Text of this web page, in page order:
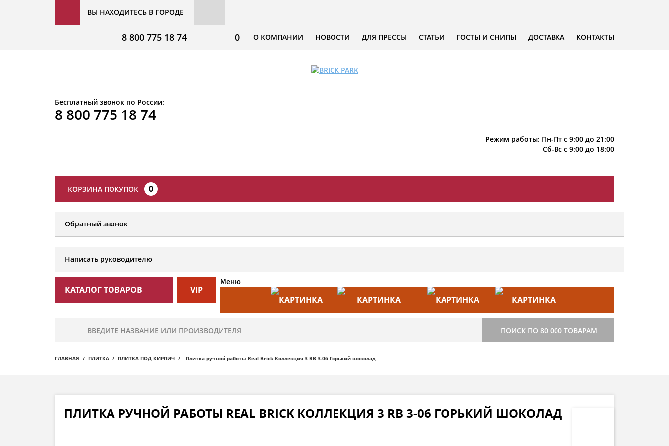
ВЫ НАХОДИТЕСЬ В ГОРОДЕ
О КОМПАНИИ НОВОСТИ ДЛЯ ПРЕССЫ СТАТЬИ ГОСТЫ И СНИПЫ ДОСТАВКА КОНТАКТЫ
0
8 800 775 18 74
Бесплатный звонок по России:
8 800 775 18 74
Режим работы: Пн-Пт с 9:00 до 21:00
Сб-Вс с 9:00 до 18:00
КОРЗИНА ПОКУПОК 0
Обратный звонок
Написать руководителю
КАТАЛОГ ТОВАРОВ VIP
Меню
СТРОИТЕЛЬСТВО
ПОИСК ПО 80 000 ТОВАРАМ
ГЛАВНАЯ ПЛИТКА ПЛИТКА ПОД КИРПИЧ Плитка ручной работы Real Brick Коллекция 3 RB 3-06 Горький шоколад
ПЛИТКА РУЧНОЙ РАБОТЫ REAL BRICK КОЛЛЕКЦИЯ 3 RB 3-06 ГОРЬКИЙ ШОКОЛАД